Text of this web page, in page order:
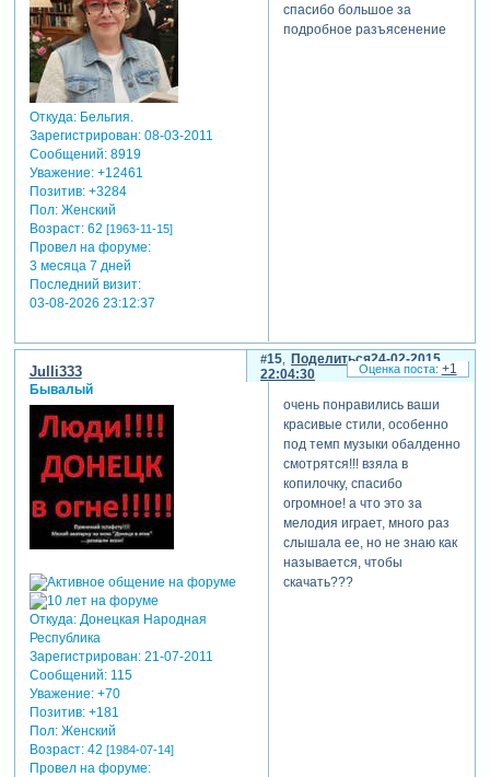
Откуда:Бельгия.
Зарегистрирован: 08-03-2011
Сообщений:8919
Уважение: +12461
Позитив: +3284
Пол:Женский
Возраст:62 [1963-11-15]
Провел на форуме:
3 месяца 7 дней
Последний визит:
03-08-2026 23:12:37
спасибо большое за
подробное разъясенение
Поделиться
15
24-02-2015
22:04:30
Julli333
Бывалый
Откуда:Донецкая Народная
Республика
Зарегистрирован: 21-07-2011
Сообщений:115
Уважение: +70
Позитив: +181
Пол:Женский
Возраст:42 [1984-07-14]
Провел на форуме:
очень понравились ваши
красивые стили, особенно
под темп музыки обалденно
смотрятся!!! взяла в
копилочку, спасибо
огромное! а что это за
мелодия играет, много раз
слышала ее, но не знаю как
называется, чтобы
скачать???
+1